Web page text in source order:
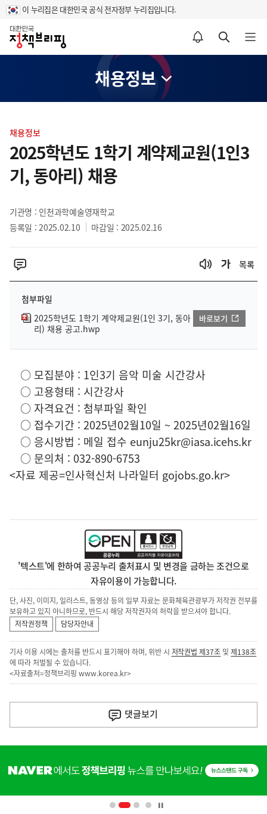
이 누리집은 대한민국 공식 전자정부 누리집입니다.
홈
알림설정 바로가기 검색 바로가기 메뉴 열기
채용정보
텐
츠
영
역
채용정보
2025학년도 1학기 계약제교원(1인3
기, 동아리) 채용
기관명 : 인천과학예술영재학교
등록일 : 2025.02.10
마감일 : 2025.02.16
목록
첨부파일
2025학년도 1학기 계약제교원(1인 3기, 동아
리) 채용 공고.hwp
바로보기
○ 모집분야 : 1인3기 음악 미술 시간강사
○ 고용형태 : 시간강사
○ 자격요건 : 첨부파일 확인
○ 접수기간 : 2025년02월10일 ~ 2025년02월16일
○ 응시방법 : 메일 접수 eunju25kr@iasa.icehs.kr
○ 문의처 : 032-890-6753
<자료 제공=인사혁신처 나라일터 gojobs.go.kr>
'텍스트'에 한하여 공공누리 출처표시 및 변경을 금하는 조건으로
자유이용이 가능합니다.
단, 사진, 이미지, 일러스트, 동영상 등의 일부 자료는 문화체육관광부가 저작권 전부를
보유하고 있지 아니하므로, 반드시 해당 저작권자의 허락을 받으셔야 합니다.
저작권정책
담당자안내
기사 이용 시에는 출처를 반드시 표기해야 하며, 위반 시 저작권법 제37조 및제138조
에 따라 처벌될 수 있습니다.
<자료출처=정책브리핑 www.korea.kr>
다
음
기
댓글보기
단